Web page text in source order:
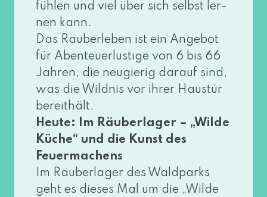
füh­len und viel über sich selbst ler­
nen kann.
Das Räuberleben ist ein Angebot
für Abenteuerlustige von 6 bis 66
Jahren, die neu­gie­rig dar­auf sind,
was die Wildnis vor ihrer Haustür
bereit­hält.
Heute: Im Räuberlager – „Wilde
Küche“ und die Kunst des
Feuermachens
Im Räuberlager des Waldparks
geht es die­ses Mal um die „Wilde